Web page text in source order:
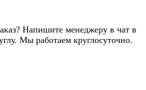
Напишите менеджеру в чат в
Мы работаем круглосуточно.